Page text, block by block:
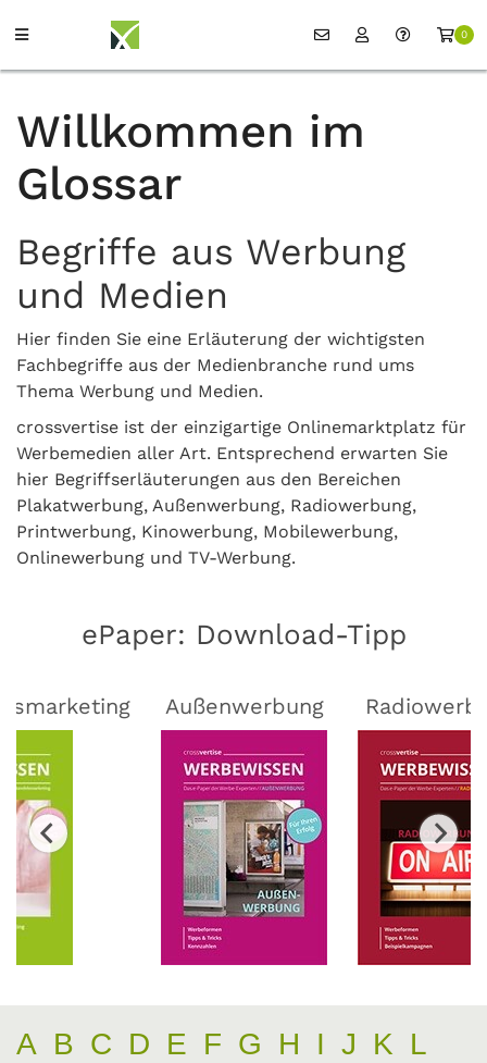
0
Willkommen im
Glossar
Begriffe aus Werbung
und Medien
Hier finden Sie eine Erläuterung der wichtigsten
Fachbegriffe aus der Medienbranche rund ums
Thema Werbung und Medien.
crossvertise ist der einzigartige Onlinemarktplatz für
Werbemedien aller Art. Entsprechend erwarten Sie
hier Begriffserläuterungen aus den Bereichen
Plakatwerbung, Außenwerbung, Radiowerbung,
Printwerbung, Kinowerbung, Mobilewerbung,
Onlinewerbung und TV-Werbung.
ePaper: Download-Tipp
Außenwerbung
A B C D E F G H I J K L